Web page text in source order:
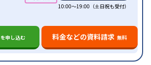
10:00～19:00（土日祝も受付）
を申し込む 料金などの資料請求 無料